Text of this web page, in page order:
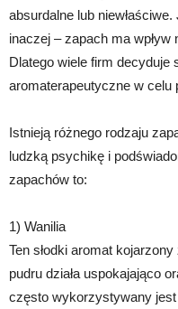
absurdalne lub
inaczej – zapach ma
Dlatego wiele firm decyduje
aromaterapeutyczne w celu
Istnieją różnego rodzaju
ludzką psychikę i
zapachów to:
1) Wanilia
Ten słodki aromat
pudru działa uspokajająco
często wykorzystywany